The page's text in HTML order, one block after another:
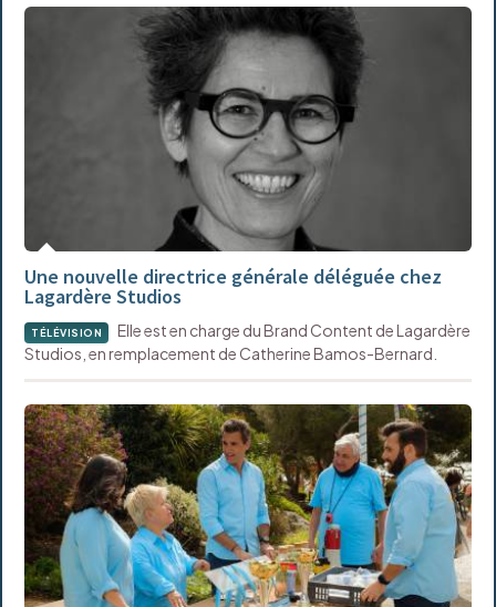
Une nouvelle directrice générale déléguée chez
Lagardère Studios
TÉLÉVISION
Elle est en charge du Brand Content de Lagardère
Studios, en remplacement de Catherine Bamos-Bernard.